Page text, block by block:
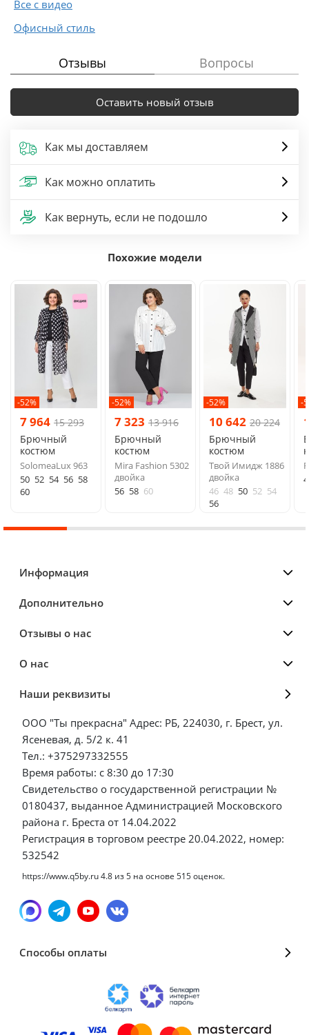
Все с видео
Офисный стиль
Отзывы Вопросы
Оставить новый отзыв
Как мы доставляем
Как можно оплатить
Как вернуть, если не подошло
Похожие модели
-52%
7 964 15 293
Брючный
костюм
SolomeaLux 963
50 52 54 56 58
60
-52%
7 323 13 916
Брючный
костюм
Mira Fashion 5302
двойка
56 58 60
-52%
10 642 20 224
Брючный
костюм
Твой Имидж 1886
двойка
46 48 50 52 54
56
-
Информация
Дополнительно
Отзывы о нас
О нас
Наши реквизиты
ООО "Ты прекрасна" Адрес: РБ, 224030, г. Брест, ул.
Ясеневая, д. 5/2 к. 41
Тел.: +375297332555
Время работы: с 8:30 до 17:30
Свидетельство о государственной регистрации №
0180437, выданное Администрацией Московского
района г. Бреста от 14.04.2022
Регистрация в торговом реестре 20.04.2022, номер:
532542
https://www.q5by.ru4.8 из5 на основе 515оценок.
Способы оплаты